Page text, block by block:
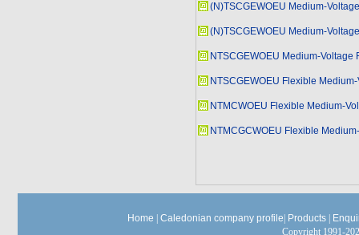
(N)TSCGEWOEU Medium-
(N)TSCGEWOEU Medium-
NTSCGEWOEU Medium-
NTSCGEWOEU Flexible
NTMCWOEU Flexible Medium-
NTMCGCWOEU Flexible
Home Caledonian company profile Products
Copyright 1991-